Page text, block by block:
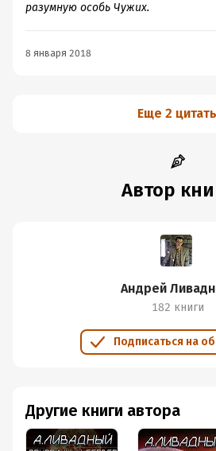
разумную особь Чужих.
8 января 2018
Еще 2
Автор
Андрей
182 книги
Подписаться на
Другие книги автора